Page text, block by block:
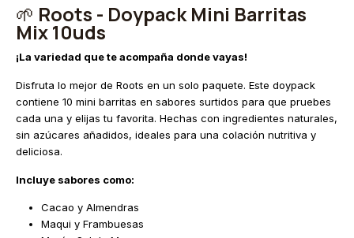
🌱 Roots - Doypack Mini Barritas
Mix 10uds
¡La variedad que te acompaña donde vayas!
Disfruta lo mejor de Roots en un solo paquete. Este doypack
contiene 10 mini barritas en sabores surtidos para que pruebes
cada una y elijas tu favorita. Hechas con ingredientes naturales,
sin azúcares añadidos, ideales para una colación nutritiva y
deliciosa.
Incluye sabores como:
Cacao y Almendras
Maqui y Frambuesas